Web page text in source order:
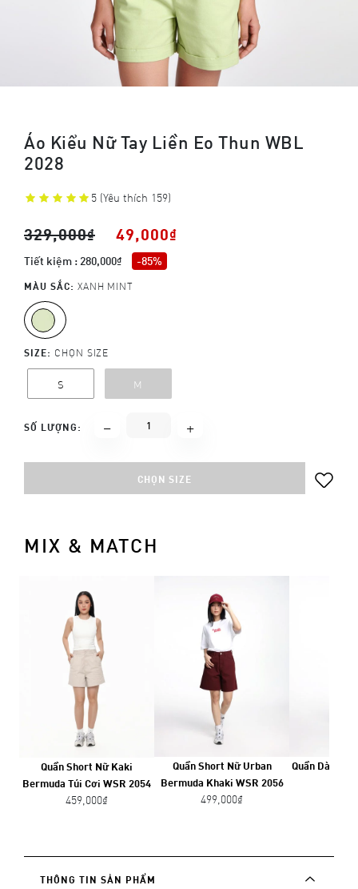
Áo Kiểu Nữ Tay Liền Eo Thun WBL
2028
5(Yêu thích 159)
329,000₫ 49,000₫
Tiết kiệm : 280,000₫ -85%
MÀU SẮC: XANH MINT
SIZE: CHỌN SIZE
S M
SỐ LƯỢNG:
CHỌN SIZE
MIX & MATCH
Quần Short Nữ Kaki
Bermuda Túi Cơi WSR 2054
459,000₫
Quần Short Nữ Urban
Bermuda Khaki WSR 2056
499,000₫
Quần Dài Nữ
THÔNG TIN SẢN PHẨM